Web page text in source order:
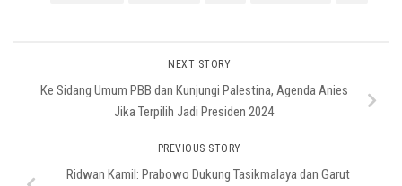
NEXT STORY
Ke Sidang Umum PBB dan Kunjungi Palestina, Agenda Anies
Jika Terpilih Jadi Presiden 2024
PREVIOUS STORY
Ridwan Kamil: Prabowo Dukung Tasikmalaya dan Garut